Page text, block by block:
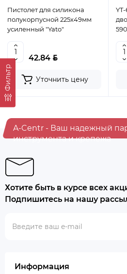
Фильтр
Пистолет для силикона
полукорпусной 225х49мм
усиленный "Yato"
42.84 BYN
Уточнить цену
A-Centr - Ваш надежный
инструмента и крепежа
Хотите быть в курсе всех
Подпишитесь на нашу
Информация